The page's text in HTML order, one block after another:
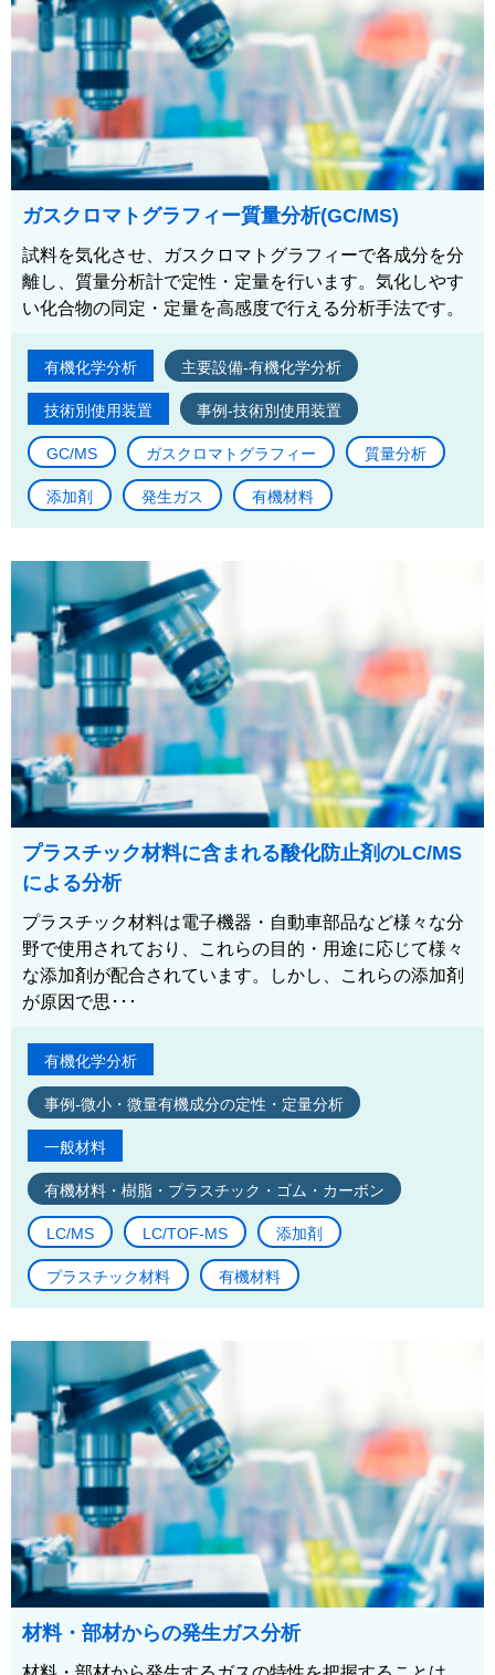
ガスクロマトグラフィー質量分析(GC/MS)
試料を気化させ、ガスクロマトグラフィーで各成分を分
離し、質量分析計で定性・定量を行います。気化しやす
い化合物の同定・定量を高感度で行える分析手法です。
有機化学分析 主要設備-有機化学分析
技術別使用装置 事例-技術別使用装置
GC/MS ガスクロマトグラフィー 質量分析
添加剤 発生ガス 有機材料
プラスチック材料に含まれる酸化防止剤のLC/MS
による分析
プラスチック材料は電子機器・自動車部品など様々な分
野で使用されており、これらの目的・用途に応じて様々
な添加剤が配合されています。しかし、これらの添加剤
が原因で思･･･
有機化学分析
事例-微小・微量有機成分の定性・定量分析
一般材料
有機材料・樹脂・プラスチック・ゴム・カーボン
LC/MS LC/TOF-MS 添加剤
プラスチック材料 有機材料
材料・部材からの発生ガス分析